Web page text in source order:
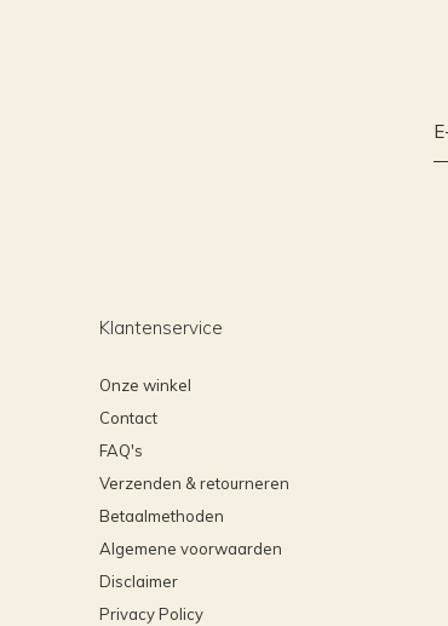
Klantenservice
Onze winkel
Contact
FAQ's
Verzenden & retourneren
Betaalmethoden
Algemene voorwaarden
Disclaimer
Privacy Policy